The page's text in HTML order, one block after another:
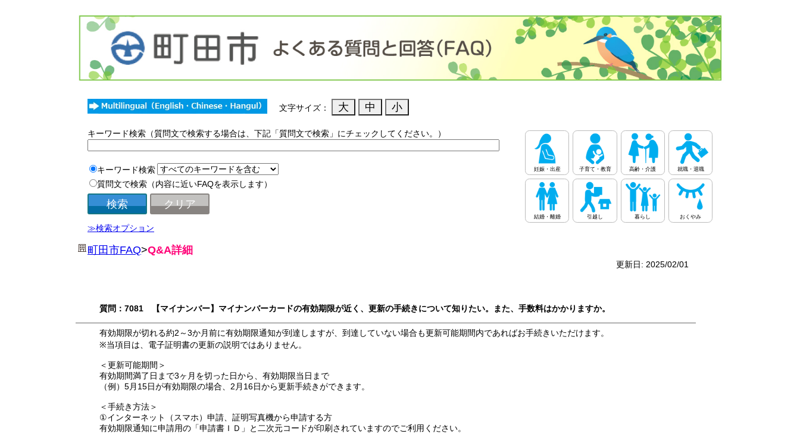
文字サイズ：
キーワード検索（質問文で検索する場合は、下記「質問文で検索」にチェックしてください。）
キーワード検索
質問文で検索（内容に近いFAQを表示します）
≫検索オプション
町田市FAQ>Q&A詳細
更新日: 2025/02/01
質問：7081 【マイナンバー】マイナンバーカードの有効期限が近く、更新の手続きについて知りたい。また、手数料はかかりますか。
有効期限が切れる約2～3か月前に有効期限通知が到達しますが、到達していない場合も更新可能期間内であればお手続きいただけます。
※当項目は、電子証明書の更新の説明ではありません。
＜更新可能期間＞
有効期間満了日まで3ヶ月を切った日から、有効期限当日まで
（例）5月15日が有効期限の場合、2月16日から更新手続きができます。
＜手続き方法＞
①インターネット（スマホ）申請、証明写真機から申請する方
有効期限通知に申請用の「申請書ＩＤ」と二次元コードが印刷されていますのでご利用ください。
妊娠・出産 子育て・教育 高齢・介護 就職・退職
結婚・離婚 引越し 暮らし おくやみ